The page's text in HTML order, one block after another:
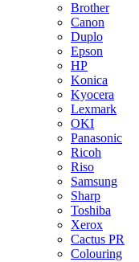
Brother
Canon
Duplo
Epson
HP
Konica
Kyocera
Lexmark
OKI
Panasonic
Ricoh
Riso
Samsung
Sharp
Toshiba
Xerox
Cactus PR
Colouring